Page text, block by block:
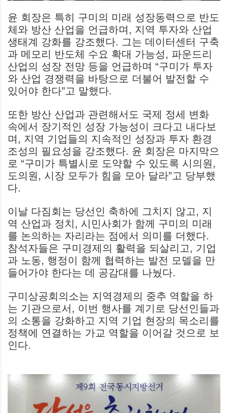
윤 회장은 특히 구미의 미래 성장동력으로 반도
체와 방산 산업을 언급하며, 지역 투자와 산업
생태계 강화를 강조했다. 그는 데이터센터 구축
과 메모리 반도체 수요 확대 가능성, 파운드리
산업의 성장 전망 등을 언급하며 “구미가 투자
와 산업 경쟁력을 바탕으로 더불어 발전할 수
있어야 한다”고 말했다.
또한 방산 산업과 관련해서도 국제 정세 변화
속에서 장기적인 성장 가능성이 크다고 내다보
며, 지역 기업들의 지속적인 성장과 투자 환경
조성의 필요성을 강조했다. 윤 회장은 마지막으
로 “구미가 특별시로 도약할 수 있도록 시의원,
도의원, 시장 모두가 힘을 모아 달라”고 당부했
다.
이날 다짐회는 당선인 축하에 그치지 않고, 지
역 산업과 정치, 시민사회가 함께 구미의 미래
를 논의하는 자리라는 점에서 의미를 더했다.
참석자들은 구미경제의 활력을 되살리고, 기업
과 노동, 행정이 함께 협력하는 발전 모델을 만
들어가야 한다는 데 공감대를 나눴다.
구미상공회의소는 지역경제의 중추 역할을 하
는 기관으로서, 이번 행사를 계기로 당선인들과
의 소통을 강화하고 지역 기업 현장의 목소리를
정책에 연결하는 가교 역할을 이어갈 것으로 보
인다.